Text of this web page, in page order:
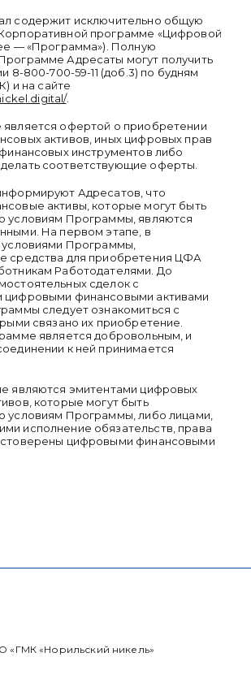
содержит исключительно общую
программе «Цифровой
— «Программа»). Полную
Адресаты могут получить
8-800-700-59-11 (доб.3) по будням
и на сайте
.
офертой о приобретении
активов, иных цифровых прав
инструментов либо
соответствующие оферты.
Адресатов, что
активы, которые могут быть
условиям Программы, являются
На первом этапе, в
условиями Программы,
средства для приобретения ЦФА
Работодателями. До
сделок с
цифровыми финансовыми активами
следует ознакомиться с
связано их приобретение.
является добровольным, и
к ней принимается
являются эмитентами цифровых
которые могут быть
условиям Программы, либо лицами,
исполнение обязательств, права
цифровыми финансовыми
«ГМК «Норильский никель»